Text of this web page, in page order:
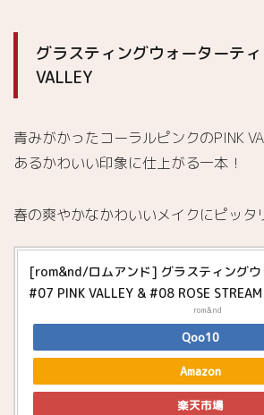
グラスティングウォーターテ
VALLEY
青みがかったコーラルピンクのPINK
あるかわいい印象に仕上がる一本！
春の爽やかなかわいいメイクにピッタ
[rom&nd/ロムアンド] グラスティングウ
#07 PINK VALLEY & #08 ROSE STREAM
rom&nd
Qoo10
Amazon
楽天市場